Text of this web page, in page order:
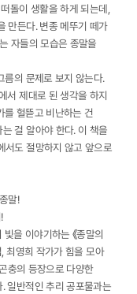
돌이 생활을 하게 되는데,
만든다. 변종 메뚜기 떼가
자들의 모습은 종말을
름의 문제로 보지 않는다.
서 제대로 된 생각을 하지
를 헐뜯고 비난하는 건
걸 알아야 한다. 이 책을
서도 절망하지 않고 앞으로
말!
을 이야기하는 《종말의
최영희 작가가 힘을 모아
충의 등장으로 다양한
일반적인 추리 공포물과는